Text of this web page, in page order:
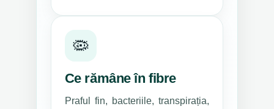
🦠
Ce rămâne în fibre
Praful fin, bacteriile, transpirația,